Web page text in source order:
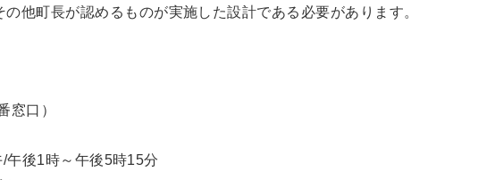
他町長が認めるものが実施した設計である必要があります。
窓口）
午後1時～午後5時15分